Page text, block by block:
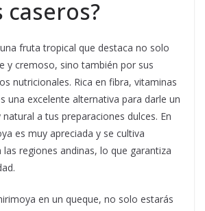
fruta tropical que destaca no solo
y cremoso, sino también por sus
nutricionales. Rica en fibra, vitaminas
una excelente alternativa para darle un
a tus preparaciones dulces. En
es muy apreciada y se cultiva
regiones andinas, lo que garantiza
en un queque, no solo estarás